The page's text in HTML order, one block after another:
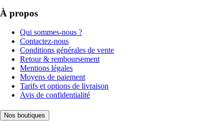
À propos
Qui sommes-nous ?
Contactez-nous
Conditions générales de vente
Retour & remboursement
Mentions légales
Moyens de paiement
Tarifs et options de livraison
Avis de confidentialité
Nos boutiques